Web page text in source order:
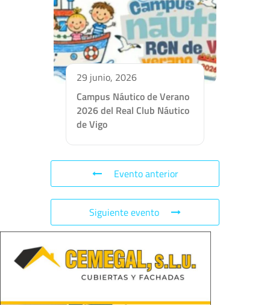
29 junio, 2026
Campus Náutico de Verano
2026 del Real Club Náutico
de Vigo
Evento anterior
Siguiente evento